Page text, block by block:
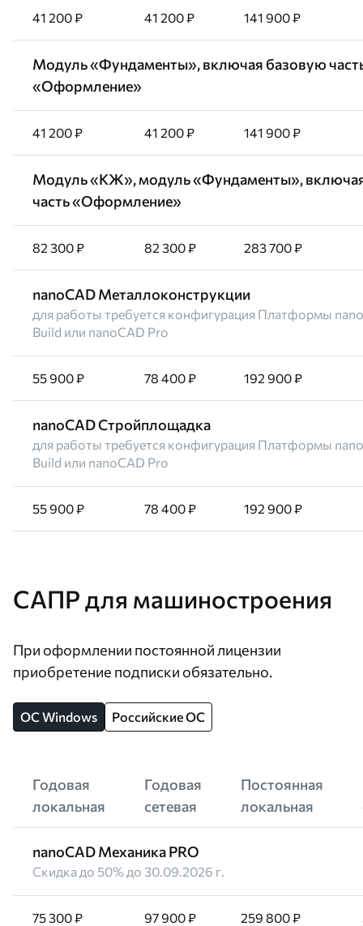
41 200 ₽ 41 200 ₽ 141 900 ₽
Модуль «Фундаменты», включая базовую
«Оформление»
41 200 ₽ 41 200 ₽ 141 900 ₽
Модуль «КЖ», модуль «Фундаменты»,
часть «Оформление»
82 300 ₽ 82 300 ₽ 283 700 ₽
nanoCAD Металлоконструкции
для работы требуется конфигурация Платформы
Build или nanoCAD Pro
55 900 ₽ 78 400 ₽ 192 900 ₽
nanoCAD Стройплощадка
для работы требуется конфигурация Платформы
Build или nanoCAD Pro
55 900 ₽ 78 400 ₽ 192 900 ₽
САПР для машиностроения
При оформлении постоянной лицензии
приобретение подписки обязательно.
OC Windows Российские ОС
Годовая
локальная
Годовая
сетевая
Постоянная
локальная
nanoCAD Механика PRO
Скидка до 50% до 30.09.2026 г.
75 300 ₽ 97 900 ₽ 259 800 ₽